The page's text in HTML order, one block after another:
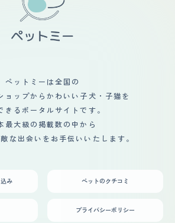
ペットミーは全国の
ョップからかわいい子犬・子猫を
きるポータルサイトです。
最大級の掲載数の中から
な出会いをお手伝いいたします。
み ペットのクチコミ
プライバシーポリシー